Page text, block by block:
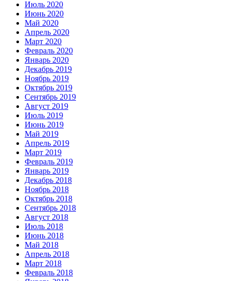
Июль 2020
Июнь 2020
Май 2020
Апрель 2020
Март 2020
Февраль 2020
Январь 2020
Декабрь 2019
Ноябрь 2019
Октябрь 2019
Сентябрь 2019
Август 2019
Июль 2019
Июнь 2019
Май 2019
Апрель 2019
Март 2019
Февраль 2019
Январь 2019
Декабрь 2018
Ноябрь 2018
Октябрь 2018
Сентябрь 2018
Август 2018
Июль 2018
Июнь 2018
Май 2018
Апрель 2018
Март 2018
Февраль 2018